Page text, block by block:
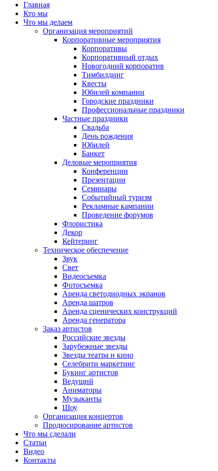
Главная
Кто мы
Что мы делаем
Организация мероприятий
Корпоративные мероприятия
Корпоративы
Корпоративный отдых
Новогодний корпоратив
Тимбилдинг
Квесты
Юбилей компании
Городские праздники
Профессиональные праздники
Частные праздники
Свадьба
День рождения
Юбилей
Банкет
Деловые мероприятия
Конференции
Презентации
Семинары
Событийный туризм
Рекламные кампании
Проведение форумов
Флористика
Декор
Кейтеринг
Техническое обеспечение
Звук
Свет
Видеосъемка
Фотосъемка
Аренда светодиодных экранов
Аренда шатров
Аренда сценических конструкций
Аренда генератора
Заказ артистов
Российские звезды
Зарубежные звезды
Звезды театра и кино
Селебрити маркетинг
Букинг артистов
Ведущий
Аниматоры
Музыканты
Шоу
Организация концертов
Продюсирование артистов
Что мы сделали
Cтатьи
Видео
Контакты